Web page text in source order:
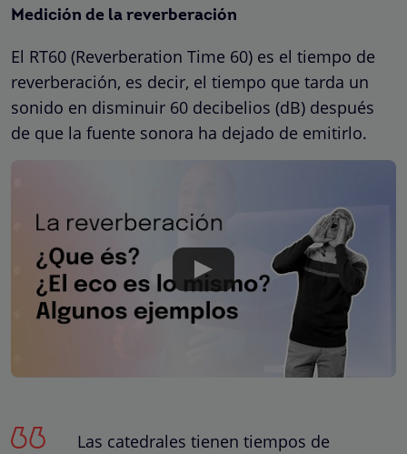
Medición de la reverberación
El RT60 (Reverberation Time 60) es el tiempo de
reverberación, es decir, el tiempo que tarda un
sonido en disminuir 60 decibelios (dB) después
de que la fuente sonora ha dejado de emitirlo.
Las catedrales tienen tiempos de